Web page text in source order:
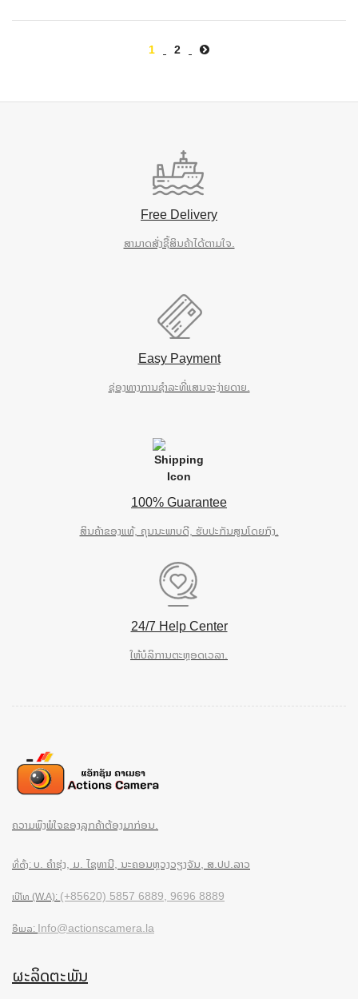
1 2
Free Delivery
ສາມາດສັ່ງຊື້ສິນຄ້າໄດ້ຕາມໃຈ.
Easy Payment
ຊ່ອງທາງການຊຳລະທີ່ແສນຈະງ່າຍດາຍ.
100% Guarantee
ສິນຄ້າຂອງແທ້, ຄຸນນະພາບດີ, ຮັບປະກັນສູນໂດຍກົງ.
24/7 Help Center
ໃຫ້ບໍລິການຕະຫຼອດເວລາ.
ຄວາມພຶງພໍໃຈຂອງລູກຄ້າຕ້ອງມາກ່ອນ.
ທີ່ຕັ້ງ: ບ. ຄຳຮຸ່ງ, ມ. ໄຊທານີ, ນະຄອນຫຼວງວຽງຈັນ, ສ.ປປ.ລາວ
ເບີໂທ (W.A): (+85620) 5857 6889, 9696 8889
ອີເມລ: Info@actionscamera.la
ຜະລິດຕະພັນ